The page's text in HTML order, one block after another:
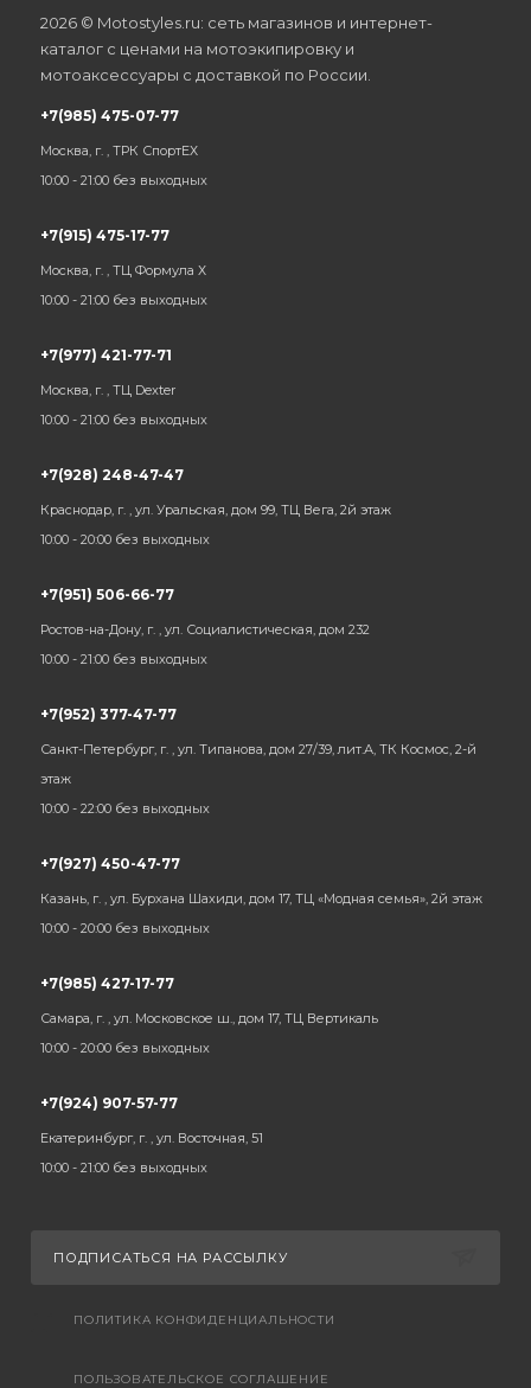
2026 © Motostyles.ru: сеть магазинов и интернет-
каталог с ценами на мотоэкипировку и
мотоаксессуары с доставкой по России.
+7(985) 475-07-77
Москва, г. , ТРК СпортЕХ
10:00 - 21:00 без выходных
+7(915) 475-17-77
Москва, г. , ТЦ Формула Х
10:00 - 21:00 без выходных
+7(977) 421-77-71
Москва, г. , ТЦ Dexter
10:00 - 21:00 без выходных
+7(928) 248-47-47
Краснодар, г. , ул. Уральская, дом 99, ТЦ Вега, 2й этаж
10:00 - 20:00 без выходных
+7(951) 506-66-77
Ростов-на-Дону, г. , ул. Социалистическая, дом 232
10:00 - 21:00 без выходных
+7(952) 377-47-77
Санкт-Петербург, г. , ул. Типанова, дом 27/39, лит.А, ТК Космос, 2-й
этаж
10:00 - 22:00 без выходных
+7(927) 450-47-77
Казань, г. , ул. Бурхана Шахиди, дом 17, ТЦ «Модная семья», 2й этаж
10:00 - 20:00 без выходных
+7(985) 427-17-77
Самара, г. , ул. Московское ш., дом 17, ТЦ Вертикаль
10:00 - 20:00 без выходных
+7(924) 907-57-77
Екатеринбург, г. , ул. Восточная, 51
10:00 - 21:00 без выходных
ПОДПИСАТЬСЯ НА РАССЫЛКУ
ПОЛИТИКА КОНФИДЕНЦИАЛЬНОСТИ
ПОЛЬЗОВАТЕЛЬСКОЕ СОГЛАШЕНИЕ